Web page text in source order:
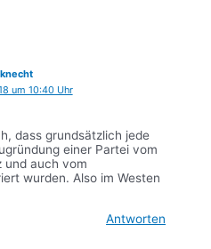
um 10:40 Uhr
dass grundsätzlich jede
einer Partei vom
und auch vom
wurden. Also im Westen
Antworten